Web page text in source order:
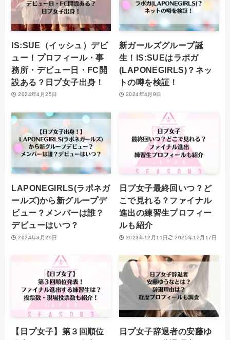
IS:SUE（イッシュ）デビ
ュー！プロフィール・事
務所・デビュー日・FC開
設ある？日プ女子出身！
2024年4月25日
新ガールズグループ誕
生！IS:SUEはラポガ
(LAPONEGIRLS)？ネッ
トの噂を検証！
2024年4月9日
LAPONEGIRLS(ラポネガ
ールズ)から新グループデ
ビュー？メンバーは誰？
デビューはいつ？
2024年3月29日
日プ女子最終回いつ？ど
こで見れる？ファイナル
進出の練習生プロフィー
ルも紹介
2023年12月11日 2025年12月17日
【日プ女子】第３回順位
日プ女子辞退者の安藤ゆ